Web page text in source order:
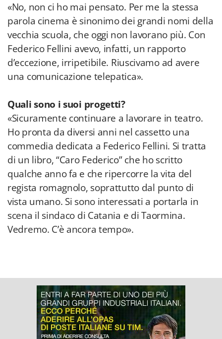
«No, non ci ho mai pensato. Per me la stessa
parola cinema è sinonimo dei grandi nomi della
vecchia scuola, che oggi non lavorano più. Con
Federico Fellini avevo, infatti, un rapporto
d’eccezione, irripetibile. Riuscivamo ad avere
una comunicazione telepatica».
Quali sono i suoi progetti?
«Sicuramente continuare a lavorare in teatro.
Ho pronta da diversi anni nel cassetto una
commedia dedicata a Federico Fellini. Si tratta
di un libro, “Caro Federico” che ho scritto
qualche anno fa e che ripercorre la vita del
regista romagnolo, soprattutto dal punto di
vista umano. Si sono interessati a portarla in
scena il sindaco di Catania e di Taormina.
Vedremo. C’è ancora tempo».